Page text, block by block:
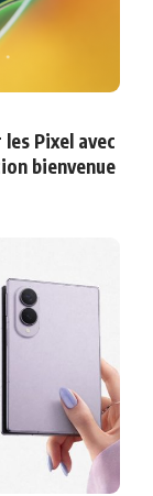
Pixel avec
bienvenue